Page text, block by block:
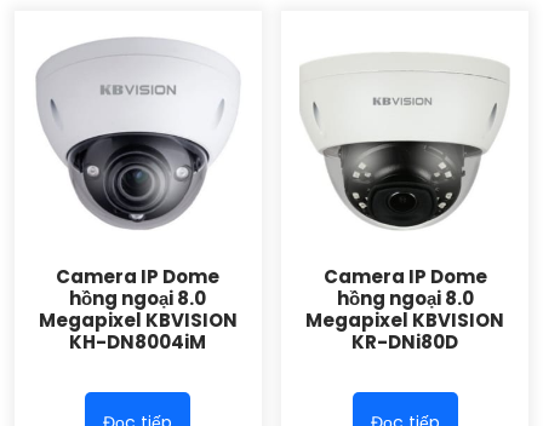
Camera IP Dome
hồng ngoại 8.0
Megapixel KBVISION
KH-DN8004iM
Camera IP Dome
hồng ngoại 8.0
Megapixel KBVISION
KR-DNi80D